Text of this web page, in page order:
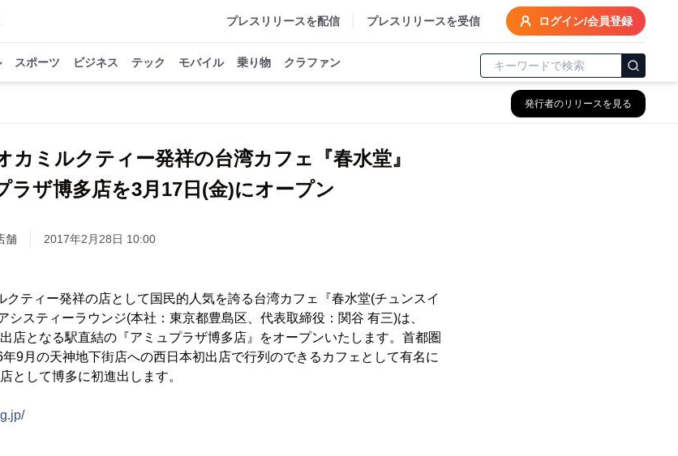
プレスリリースを配信 プレスリリースを受信 ログイン/会員登録
スポーツ ビジネス テック モバイル 乗り物 クラファン
発行者のリリースを見る
カミルクティー発祥の台湾カフェ『春水堂』
ラザ博多店を3月17日(金)にオープン
舗 2017年2月28日 10:00
クティー発祥の店として国民的人気を誇る台湾カフェ『春水堂(チュンスイ
システィーラウンジ(本社：東京都豊島区、代表取締役：関谷 有三)は、
店となる駅直結の『アミュプラザ博多店』をオープンいたします。首都圏
9月の天神地下街店への西日本初出店で行列のできるカフェとして有名に
として博多に初進出します。